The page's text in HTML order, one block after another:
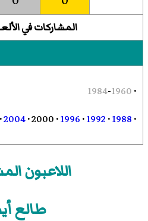
المشاركات في
·
1984-1960
·
1988
·
1992
·
1996
·
2000
·
2004
·
اللاعبون
طالع